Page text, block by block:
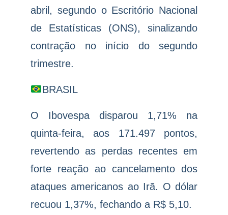
abril, segundo o Escritório Nacional
de Estatísticas (ONS), sinalizando
contração no início do segundo
trimestre.
BRASIL
O Ibovespa disparou 1,71% na
quinta-feira, aos 171.497 pontos,
revertendo as perdas recentes em
forte reação ao cancelamento dos
ataques americanos ao Irã. O dólar
recuou 1,37%, fechando a R$ 5,10.